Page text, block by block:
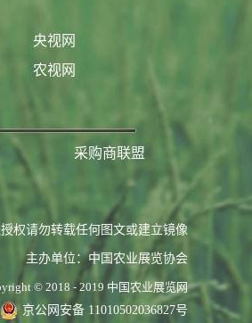
央视网
农视网
采购商联盟
权请勿转载任何图文或建立镜像
主办单位：中国农业展览协会
© 2018 - 2019 中国农业展览网
京公网安备 11010502036827号